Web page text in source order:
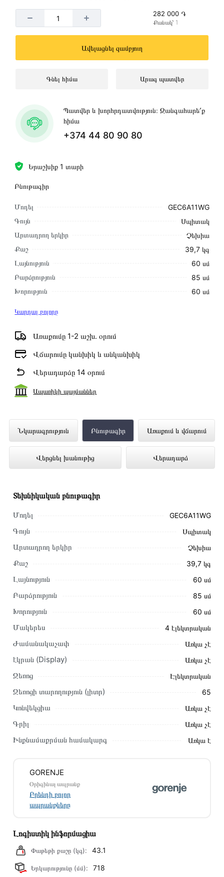
Երաշխիք 1 տարի
Բնութագիր
Մոդել
GEC6A11WG
Գույն
Սպիտակ
Արտադրող երկիր
Չեխիա
Քաշ
39,7 կգ
Լայնություն
60 սմ
Բարձրություն
85 սմ
Խորություն
60 սմ
Կարդալ բոլորը
Առաքումը 1-2 աշխ․ օրում
Վճարումը կանխիկ և անկանխիկ
Վերադարձը 14 օրում
Ապառիկի պայմաններ
282 000 ֏
Քանակ՝ 1
Ավելացնել զամբյուղ
Գնել հիմա Արագ պատվեր
Պատվեր և խորհրդատվություն։ Զանգահարե՛ք
հիմա
+374 44 80 90 80
Նկարագրություն Բնութագիր Առաքում և վճարում
Վերցնել խանութից Վերադարձ
Գազօջախ GORENJE GEC6A11WG
ներկայացված է Technomix առցանց
խանութում լավագույն գնով 282 000 դրամ
Այս ապրանքը գնելու համար սեղմեք
Կարող եք նաև պատվիրել՝ զանգահարելով կայքում նշված
կոնտակտային համարներին։
Կայքում տվյալ ապրանքի՝ Գազօջախ GORENJE
GEC6A11WG առաքման և վճարման պայմանները վավեր են
Մեր պրոֆեսիոնալ մենեջերները կմշակեն պատվերը և
կկապվեն ձեզ հետ՝ համաձայնեցնելու առաքման
խորհուրդ ենք տալիս կարդալ նկարագրությունը,
բնութագրերը և կարծիքները:
Տվյալ ապրանքը սետիֆիկացված է և համպատասխանում է
Տեխնիկական բնութագիր
Մոդել GEC6A11WG
Գույն Սպիտակ
Արտադրող երկիր Չեխիա
Քաշ 39,7 կգ
Լայնություն 60 սմ
Բարձրություն 85 սմ
Խորություն 60 սմ
Մակերես 4 էլեկտրական
Ժամանակաչափ Առկա չէ
էկրան (Display) Առկա չէ
Ջեռոց Էլեկտրական
Ջեռոցի տարողություն (լիտր) 65
Կոնվեկցիա Առկա չէ
Գրիլ Առկա չէ
Ինքնամաքրման համակարգ Առկա է
GORENJE
Օրիգինալ ապրանք
Բրենդի բոլոր
ապրանքները
Լոգիստիկ ինֆորմացիա
Փաթեթի քաշը (կգ): 43.1
Երկարությունը (մմ): 718